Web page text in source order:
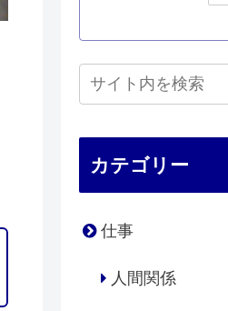
カテゴリー
仕事
人間関係